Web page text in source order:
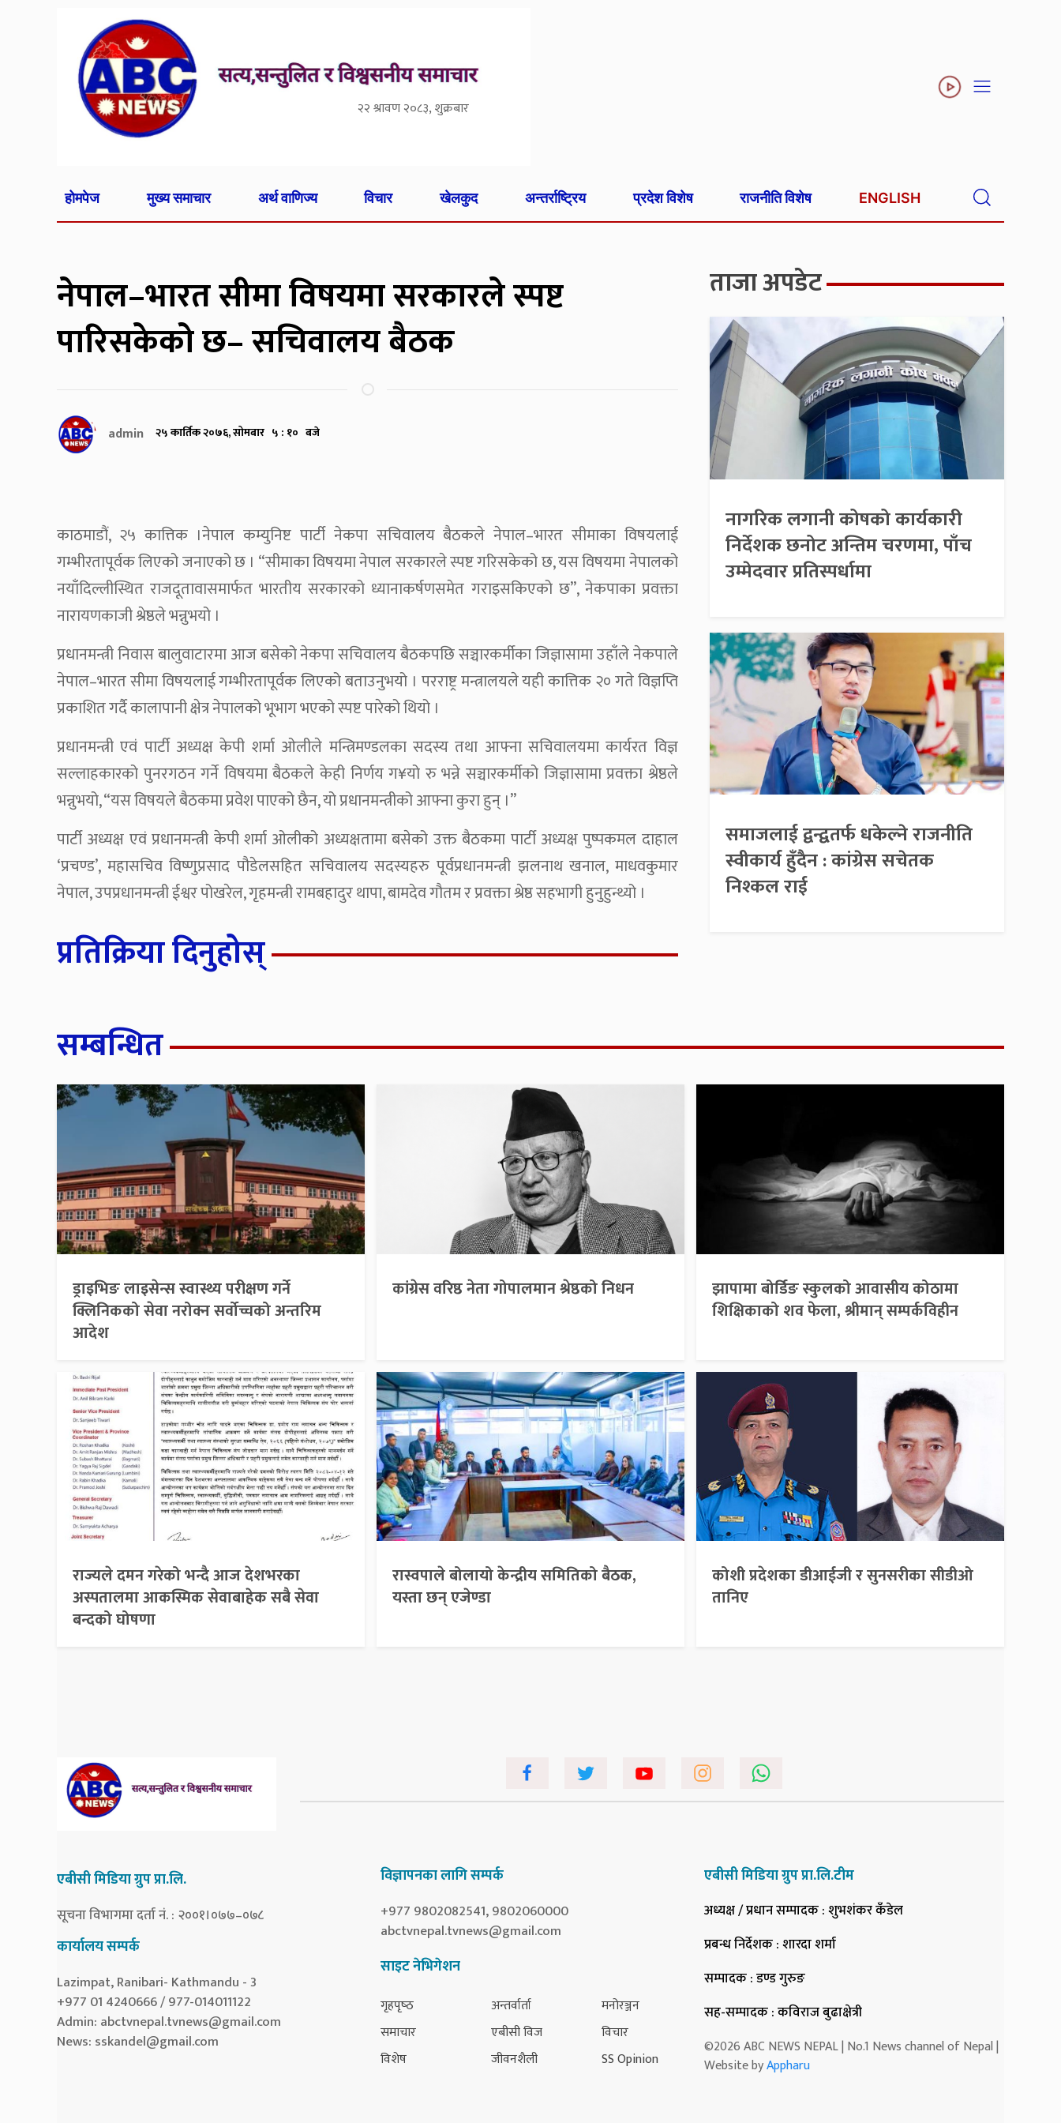
२२ श्रावण २०८३, शुक्रबार
होमपेज मुख्य समाचार अर्थ वाणिज्य विचार खेलकुद अन्तर्राष्ट्रिय प्रदेश विशेष राजनीति विशेष ENGLISH
नेपाल–भारत सीमा विषयमा सरकारले स्पष्ट
पारिसकेको छ– सचिवालय बैठक
admin २५ कार्तिक २०७६, सोमबार ५ : १० बजे
काठमाडौं, २५ कात्तिक ।नेपाल कम्युनिष्ट पार्टी नेकपा सचिवालय बैठकले नेपाल–भारत सीमाका विषयलाई
गम्भीरतापूर्वक लिएको जनाएको छ । “सीमाका विषयमा नेपाल सरकारले स्पष्ट गरिसकेको छ, यस विषयमा नेपालको
नयाँदिल्लीस्थित राजदूतावासमार्फत भारतीय सरकारको ध्यानाकर्षणसमेत गराइसकिएको छ”, नेकपाका प्रवक्ता
नारायणकाजी श्रेष्ठले भन्नुभयो ।
प्रधानमन्त्री निवास बालुवाटारमा आज बसेको नेकपा सचिवालय बैठकपछि सञ्चारकर्मीका जिज्ञासामा उहाँले नेकपाले
नेपाल–भारत सीमा विषयलाई गम्भीरतापूर्वक लिएको बताउनुभयो । परराष्ट्र मन्त्रालयले यही कात्तिक २० गते विज्ञप्ति
प्रकाशित गर्दै कालापानी क्षेत्र नेपालको भूभाग भएको स्पष्ट पारेको थियो ।
प्रधानमन्त्री एवं पार्टी अध्यक्ष केपी शर्मा ओलीले मन्त्रिमण्डलका सदस्य तथा आफ्ना सचिवालयमा कार्यरत विज्ञ
सल्लाहकारको पुनरगठन गर्ने विषयमा बैठकले केही निर्णय ग¥यो रु भन्ने सञ्चारकर्मीको जिज्ञासामा प्रवक्ता श्रेष्ठले
भन्नुभयो, “यस विषयले बैठकमा प्रवेश पाएको छैन, यो प्रधानमन्त्रीको आफ्ना कुरा हुन् ।”
पार्टी अध्यक्ष एवं प्रधानमन्त्री केपी शर्मा ओलीको अध्यक्षतामा बसेको उक्त बैठकमा पार्टी अध्यक्ष पुष्पकमल दाहाल
‘प्रचण्ड’, महासचिव विष्णुप्रसाद पौडेलसहित सचिवालय सदस्यहरु पूर्वप्रधानमन्त्री झलनाथ खनाल, माधवकुमार
नेपाल, उपप्रधानमन्त्री ईश्वर पोखरेल, गृहमन्त्री रामबहादुर थापा, बामदेव गौतम र प्रवक्ता श्रेष्ठ सहभागी हुनुहुन्थ्यो ।
प्रतिक्रिया दिनुहोस्
ताजा अपडेट
नागरिक लगानी कोषको कार्यकारी
निर्देशक छनोट अन्तिम चरणमा, पाँच
उम्मेदवार प्रतिस्पर्धामा
समाजलाई द्वन्द्वतर्फ धकेल्ने राजनीति
स्वीकार्य हुँदैन : कांग्रेस सचेतक
निश्कल राई
सम्बन्धित
ड्राइभिङ लाइसेन्स स्वास्थ्य परीक्षण गर्ने
क्लिनिकको सेवा नरोक्न सर्वोच्चको अन्तरिम
आदेश
कांग्रेस वरिष्ठ नेता गोपालमान श्रेष्ठको निधन
झापामा बोर्डिङ स्कुलको आवासीय कोठामा
शिक्षिकाको शव फेला, श्रीमान् सम्पर्कविहीन
राज्यले दमन गरेको भन्दै आज देशभरका
अस्पतालमा आकस्मिक सेवाबाहेक सबै सेवा
बन्दको घोषणा
रास्वपाले बोलायो केन्द्रीय समितिको बैठक,
यस्ता छन् एजेण्डा
कोशी प्रदेशका डीआईजी र सुनसरीका सीडीओ
तानिए
एबीसी मिडिया ग्रुप प्रा.लि.
सूचना विभागमा दर्ता नं. : २००१।०७७–०७८
कार्यालय सम्पर्क
Lazimpat, Ranibari- Kathmandu - 3
+977 01 4240666 / 977-014011122
Admin: abctvnepal.tvnews@gmail.com
News: sskandel@gmail.com
विज्ञापनका लागि सम्पर्क
+977 9802082541, 9802060000
abctvnepal.tvnews@gmail.com
साइट नेभिगेशन
गृहपृष्‍ठ
समाचार
विशेष
अन्तर्वार्ता
एबीसी विज
जीवनशैली
मनोरञ्जन
विचार
SS Opinion
एबीसी मिडिया ग्रुप प्रा.लि.टीम
अध्यक्ष / प्रधान सम्पादक: शुभशंकर कँडेल
प्रबन्ध निर्देशक: शारदा शर्मा
सम्पादक: डण्ड गुरुङ
सह-सम्पादक: कविराज बुढाक्षेत्री
©2026 ABC NEWS NEPAL | No.1 News channel of Nepal |
Website byAppharu